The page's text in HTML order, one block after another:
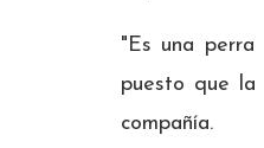
"Es una
puesto que la
compañía.